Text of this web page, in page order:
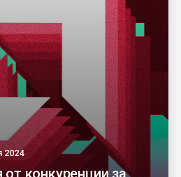
2024
конкуренции за